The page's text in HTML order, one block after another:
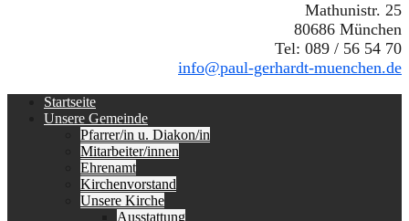
Mathunistr. 25
80686 München
Tel: 089 / 56 54 70
info@paul-gerhardt-muenchen.de
Erstes
Menü
Startseite
Unsere Gemeinde
Pfarrer/in u. Diakon/in
Mitarbeiter/innen
Ehrenamt
Kirchenvorstand
Unsere Kirche
Ausstattung